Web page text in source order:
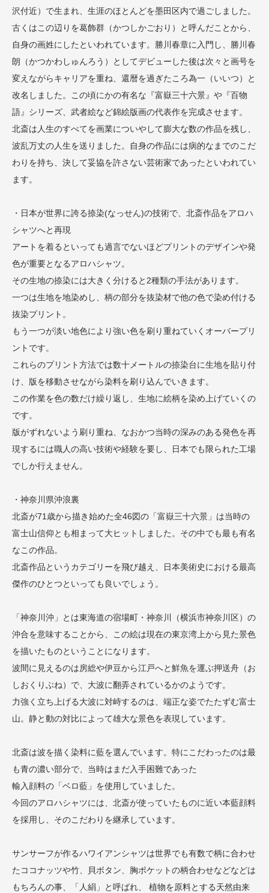
沢付近）で生まれ、生涯のほとんどを墨田区内で過ごしました。
古くはこの辺りを葛飾群（かつしかごおり）と呼んだことから、
自身の画姓にしたといわれています。勝川春章に入門し、勝川春
朗（かつかわしゅんろう）としてデビューした後は次々と画号を
変えながらキャリアを重ね、還暦を過ぎたころ為一（いいつ）と
改名しました。この頃にかの有名な『富嶽三十六景』や『百物
語』シリーズ、武者絵など錦絵版画の代表作を完成させます。
北斎は人生のすべてを画業についやして膨大な数の作品を残し、
波乱万丈の人生を送りました。自身の作品には病的なまでのこだ
わりを持ち、決して妥協を許さない芸術家であったといわれてい
ます。
・日本が世界に誇る捺染(なっせん)の技術で、北斎作品をアロハ
シャツへと再現
アートを着るといっても過言でないほどプリントのデザインや発
色が重要となるアロハシャツ。
その生地の捺染には大きく分けると2種類の手法があります。
一つは生地を地染めし、柄の部分を抜染材で他の色で染め付ける
抜染プリント。
もう一つが淡い地色により強い色を刷り重ねていくオーバープリ
ントです。
これらのプリント方法では数十メートルの捺染台に生地を貼り付
け、版を移動させながら染料を刷り込んでいきます。
この作業を色の数だけ繰り返し、生地に絵柄を染め上げていくの
です。
版がずれないよう刷り重ね、なおかつ当時の深みのある発色を再
現するには職人の高い技術や経験を要し、日本でも限られた工場
でしか行えません。
・神奈川県沖浪裏
北斎が71歳から描き始めた全46図の「富嶽三十六景」は当時の
富士山信仰とも相まって大ヒットしました。その中でも最も有名
なこの作品。
北斎作品というカテゴリーを飛び越え、日本美術史における最高
傑作のひとつといっても良いでしょう。
「神奈川沖」とは東海道の宿場町・神奈川（横浜市神奈川区）の
沖合を意味することから、この絵は現在の東京湾上から見た景色
を描いたものということになります。
波間に見えるのは房総や伊豆から江戸へと鮮魚を運ぶ押送舟（お
しおくりぶね）で、大波に翻弄されているかのようです。
力強く立ち上げる大波に対峙するのは、端正な姿でたたずむ富士
山。静と動の対比によって雄大な景色を表現しています。
北斎は波を描く染料に藍を選んでいます。特にこだわったのは最
も青の濃い部分で、当時はまだ入手困難であった
輸入顔料の「ベロ藍」を使用していました。
今回のアロハシャツには、北斎が使っていたものに近い本藍顔料
を採用し、そのこだわりを継承しています。
サンサーフが作るハワイアンシャツは世界でも有数で柄に合わせ
たココナッツや竹、貝ボタン、胸ポケットの柄合わせなどなどは
もちろんの事、「人絹」と呼ばれ、 植物を原料とする天然由来